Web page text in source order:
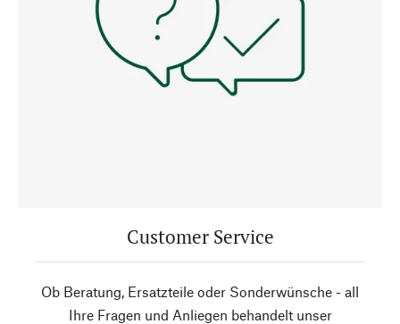
Customer Service
Ob Beratung, Ersatzteile oder Sonderwünsche - all
Ihre Fragen und Anliegen behandelt unser